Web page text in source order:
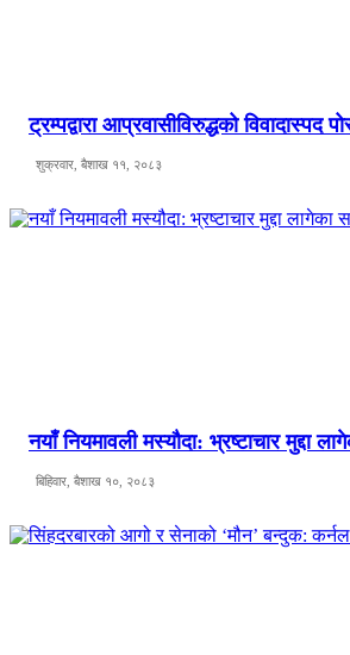
ट्रम्पद्वारा आप्रवासीविरुद्धको विवादास्पद
शुक्रवार, बैशाख ११, २०८३
नयाँ नियमावली मस्यौदा: भ्रष्टाचार मुद्दा
बिहिवार, बैशाख १०, २०८३